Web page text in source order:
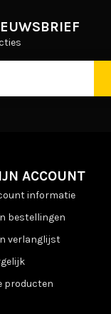
ACCOUNT
informatie
bestellingen
verlanglijst
producten